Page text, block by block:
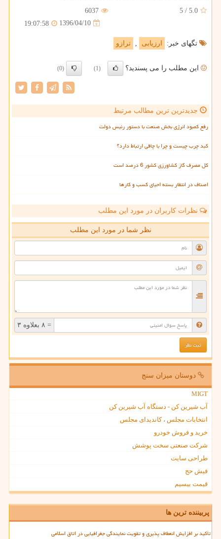
5.0
/
5
6037
1396/04/10
19:07:58
تگهای خبر: ارزیابی ترازو
این مطلب را می پسندید؟ (1)
(0)
جدیدترین ترین مطالب مرتبط
رفع کمبود انرژی بخش صنعت با دستور رئیس دولت
کبد چرب چیست و چرا با چاقی ارتباط دارد؟
کل مصرف گاز کشاورزی کشور 6 درصد است
اصناف در انتظار بسته احیای کسب و کارها
نظرات کاربران در مورد این مطلب
نظر شما در مورد این مطلب
= ۸ بعلاوه ۳
دوستان میزان سنج
MIGT
آب شیرین کن - دستگاه آب شیرین کن
انتخابات مجلس ، کاندیدای مجلس
خرید و فروش خودرو
شرکت صنعتی سخت پوشش
طراحی سایت
فیش حج
قیمت بیسیم
پربیننده ترین ها
تأکید بر افزایش انعطاف پذیری و تقویت نمایندگی جغرافیایی در اتاق اسلامی